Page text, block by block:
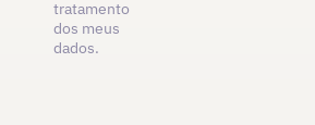
tratamento
dos meus
dados.